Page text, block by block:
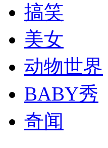
女孩北京地铁殴打老人
无痛分娩是否安全 医生
外交部：反对强权政治
外交部：有关国家言论
搞笑
美女
动物世界
BABY秀
奇闻